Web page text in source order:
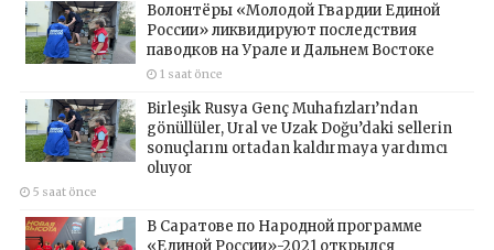
Волонтёры «Молодой Гвардии Единой
России» ликвидируют последствия
паводков на Урале и Дальнем Востоке
1 saat önce
Birleşik Rusya Genç Muhafızları’ndan
gönüllüler, Ural ve Uzak Doğu’daki sellerin
sonuçlarını ortadan kaldırmaya yardımcı
oluyor
5 saat önce
В Саратове по Народной программе